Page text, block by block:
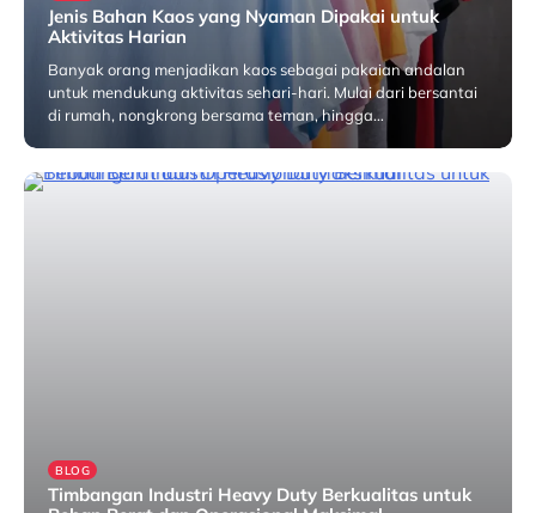
Jenis Bahan Kaos yang Nyaman Dipakai untuk
Aktivitas Harian
Banyak orang menjadikan kaos sebagai pakaian andalan
untuk mendukung aktivitas sehari-hari. Mulai dari bersantai
di rumah, nongkrong bersama teman, hingga…
Juni 3, 2026
BLOG
Timbangan Industri Heavy Duty Berkualitas untuk